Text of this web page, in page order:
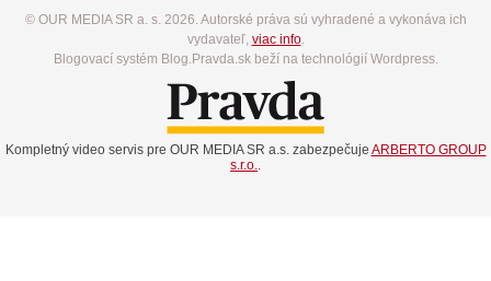
© OUR MEDIA SR a. s. 2026. Autorské práva sú vyhradené a vykonáva ich
vydavateľ, viac info.
Blogovací systém Blog.Pravda.sk beží na technológií Wordpress.
Kompletný video servis pre OUR MEDIA SR a.s. zabezpečuje ARBERTO GROUP
s.r.o..